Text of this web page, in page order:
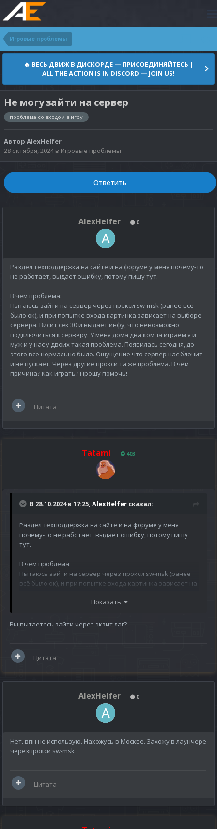
Игровые проблемы
🔥 ВЕСЬ ДВИЖ В ДИСКОРДЕ — ПРИСОЕДИНЯЙТЕСЬ |
ALL THE ACTION IS IN DISCORD — JOIN US!
Не могу зайти на сервер
проблема со входом в игру
Автор AlexHelfer
28 октября, 2024в Игровые проблемы
Ответить
AlexHelfer 0
Раздел техподдержка на сайте и на форуме у меня почему-то
не работает, выдает ошибку, потому пишу тут.
В чем проблема:
Пытаюсь зайти на сервер через прокси sw-msk (ранее всё
было ок), и при попытке входа картинка зависает на выборе
сервера. Висит сек 30 и выдает инфу, что невозможно
подключиться к серверу. У меня дома два компа играем я и
муж и у нас у двоих такая проблема. Появилась сегодня, до
этого все нормально было. Ощущение что сервер нас блочит
и не пускает. Через другие прокси та же проблема. В чем
причина? Как играть? Прошу помочь!
Цитата
Tatami 403
В 28.10.2024 в 17:25, AlexHelfer сказал:
Раздел техподдержка на сайте и на форуме у меня
почему-то не работает, выдает ошибку, потому пишу
тут.
В чем проблема:
Пытаюсь зайти на сервер через прокси sw-msk (ранее
всё было ок), и при попытке входа картинка зависает на
невозможно подключиться к серверу. У меня дома два
Появилась сегодня, до этого все нормально было.
играть? Прошу помочь!
Показать
Вы пытаетесь зайти через экзит лаг?
Цитата
AlexHelfer 0
Нет, впн не использую. Нахожусь в Москве. Захожу в лаунчере
черезпрокси sw-msk
Цитата